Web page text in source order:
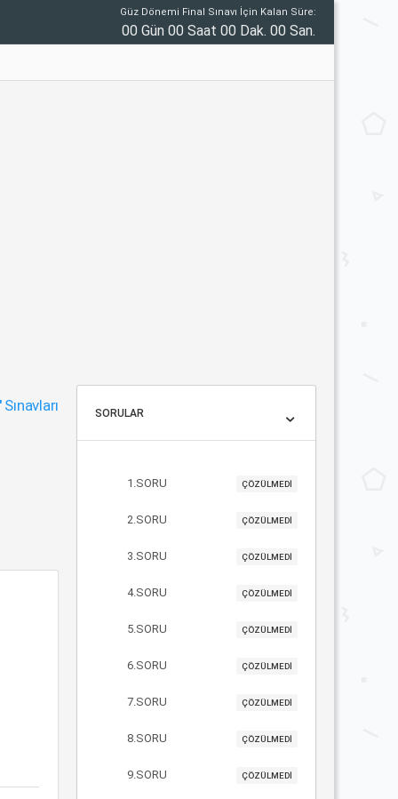
Güz Dönemi Final Sınavı İçin Kalan Süre:
00 Gün 00 Saat 00 Dak. 00 San.
Sınavları SORULAR
1.SORU ÇÖZÜLMEDİ
2.SORU ÇÖZÜLMEDİ
3.SORU ÇÖZÜLMEDİ
4.SORU ÇÖZÜLMEDİ
5.SORU ÇÖZÜLMEDİ
6.SORU ÇÖZÜLMEDİ
7.SORU ÇÖZÜLMEDİ
8.SORU ÇÖZÜLMEDİ
9.SORU ÇÖZÜLMEDİ